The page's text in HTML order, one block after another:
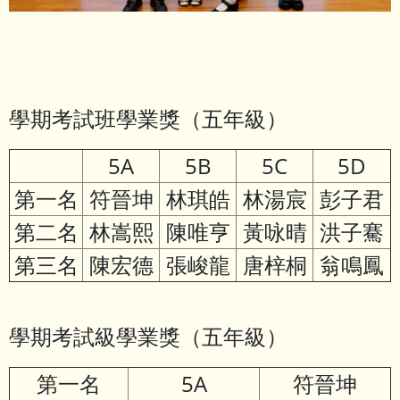
學期考試班學業獎（五年級）
5A
5B 5C
5D
第一名 符晉坤 林琪皓 林湯宸 彭子君
第二名 林嵩熙 陳唯亨 黃咏晴 洪子騫
第三名 陳宏德 張峻龍 唐梓桐 翁鳴鳳
學期考試級學業獎（五年級）
第一名
5A
符晉坤